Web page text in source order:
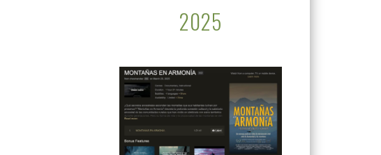
2025